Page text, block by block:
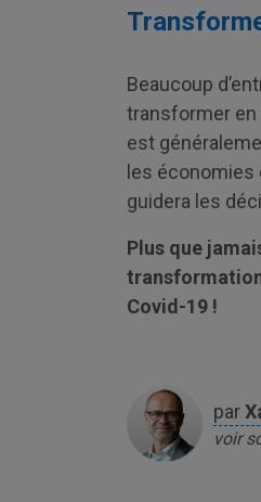
Beaucoup
transformer en
est
les
guidera les
Plus que
Covid-19 !
par
voir